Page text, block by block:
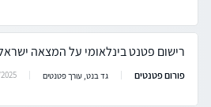
רישום פטנט בינלאומי על המצאה
פורום פטנטים גד בנט, עורך פטנטים